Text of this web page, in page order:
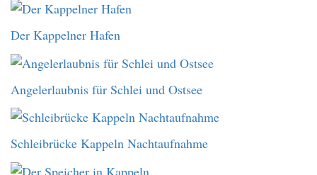
Der Kappelner Hafen
Angelerlaubnis für Schlei und Ostsee
Schleibrücke Kappeln Nachtaufnahme